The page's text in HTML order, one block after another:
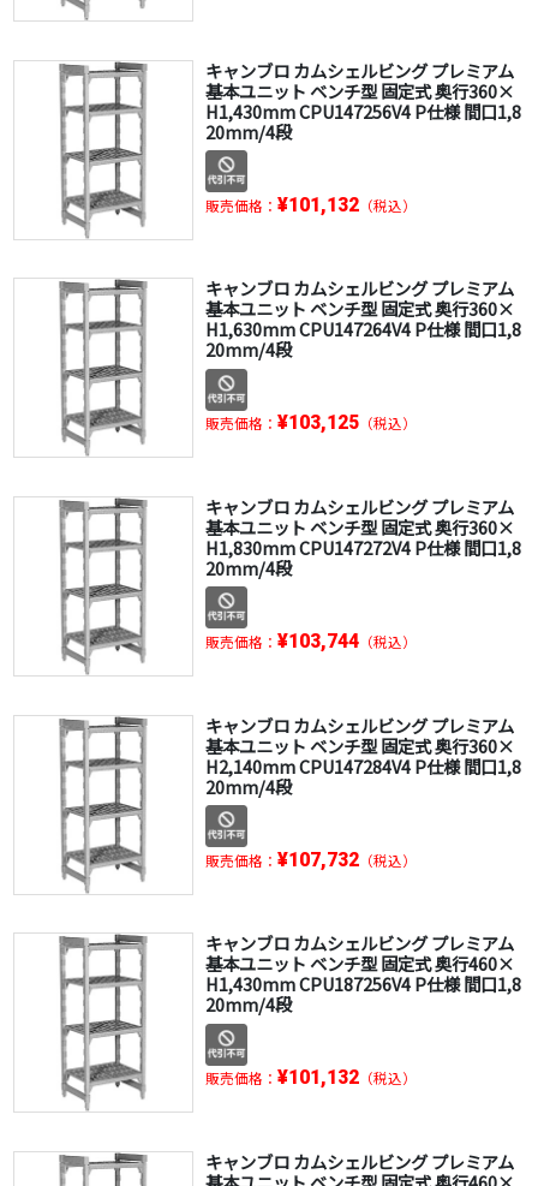
キャンブロ カムシェルビング プレミアム
基本ユニット ベンチ型 固定式 奥行360×
H1,430mm CPU147256V4 P仕様 間口1,8
20mm/4段
販売価格： ¥101,132（税込）
キャンブロ カムシェルビング プレミアム
基本ユニット ベンチ型 固定式 奥行360×
H1,630mm CPU147264V4 P仕様 間口1,8
20mm/4段
販売価格： ¥103,125（税込）
キャンブロ カムシェルビング プレミアム
基本ユニット ベンチ型 固定式 奥行360×
H1,830mm CPU147272V4 P仕様 間口1,8
20mm/4段
販売価格： ¥103,744（税込）
キャンブロ カムシェルビング プレミアム
基本ユニット ベンチ型 固定式 奥行360×
H2,140mm CPU147284V4 P仕様 間口1,8
20mm/4段
販売価格： ¥107,732（税込）
キャンブロ カムシェルビング プレミアム
基本ユニット ベンチ型 固定式 奥行460×
H1,430mm CPU187256V4 P仕様 間口1,8
20mm/4段
販売価格： ¥101,132（税込）
キャンブロ カムシェルビング プレミアム